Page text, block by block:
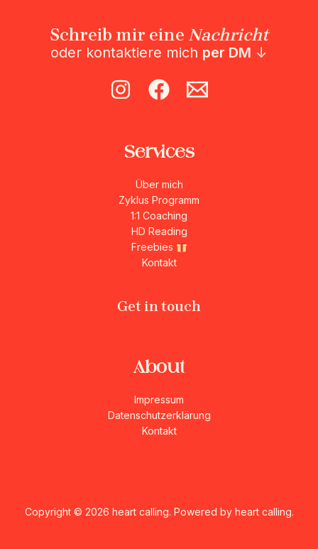
Schreib mir eine Nachricht
oder kontaktiere mich per DM ↓
Services
Über mich
Zyklus Programm
1:1 Coaching
HD Reading
Freebies
Kontakt
Get in touch
About
Impressum
Datenschutzerklärung
Kontakt
Copyright © 2026 heart calling. Powered by heart calling.